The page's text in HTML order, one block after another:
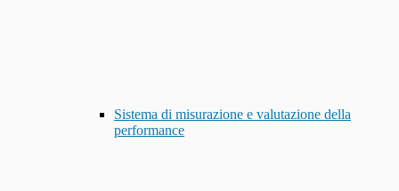
Sistema di misurazione e valutazione della
performance